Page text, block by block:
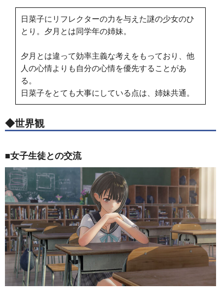
日菜子にリフレクターの力を与えた謎の少女のひ
とり。夕月とは同学年の姉妹。
夕月とは違って効率主義な考えをもっており、他
人の心情よりも自分の心情を優先することがあ
る。
日菜子をとても大事にしている点は、姉妹共通。
◆世界観
■女子生徒との交流